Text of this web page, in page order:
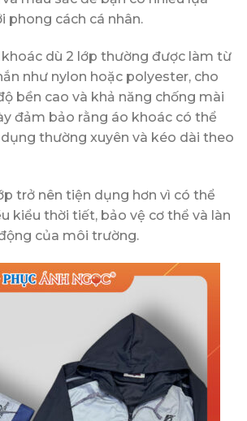
phong cách cá nhân.
dù 2 lớp thường được làm từ
như nylon hoặc polyester, cho
bền cao và khả năng chống mài
đảm bảo rằng áo khoác có thể
thường xuyên và kéo dài theo
trở nên tiện dụng hơn vì có thể
kiểu thời tiết, bảo vệ cơ thể và làn
của môi trường.